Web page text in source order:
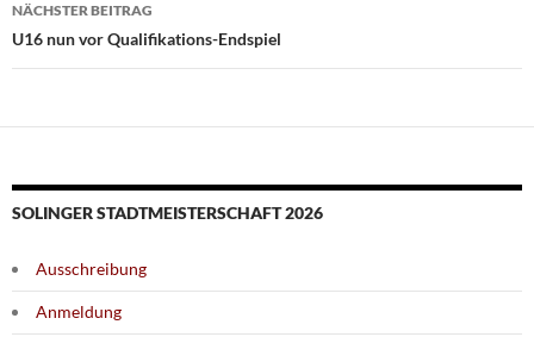
NÄCHSTER BEITRAG
U16 nun vor Qualifikations-Endspiel
SOLINGER STADTMEISTERSCHAFT 2026
Ausschreibung
Anmeldung